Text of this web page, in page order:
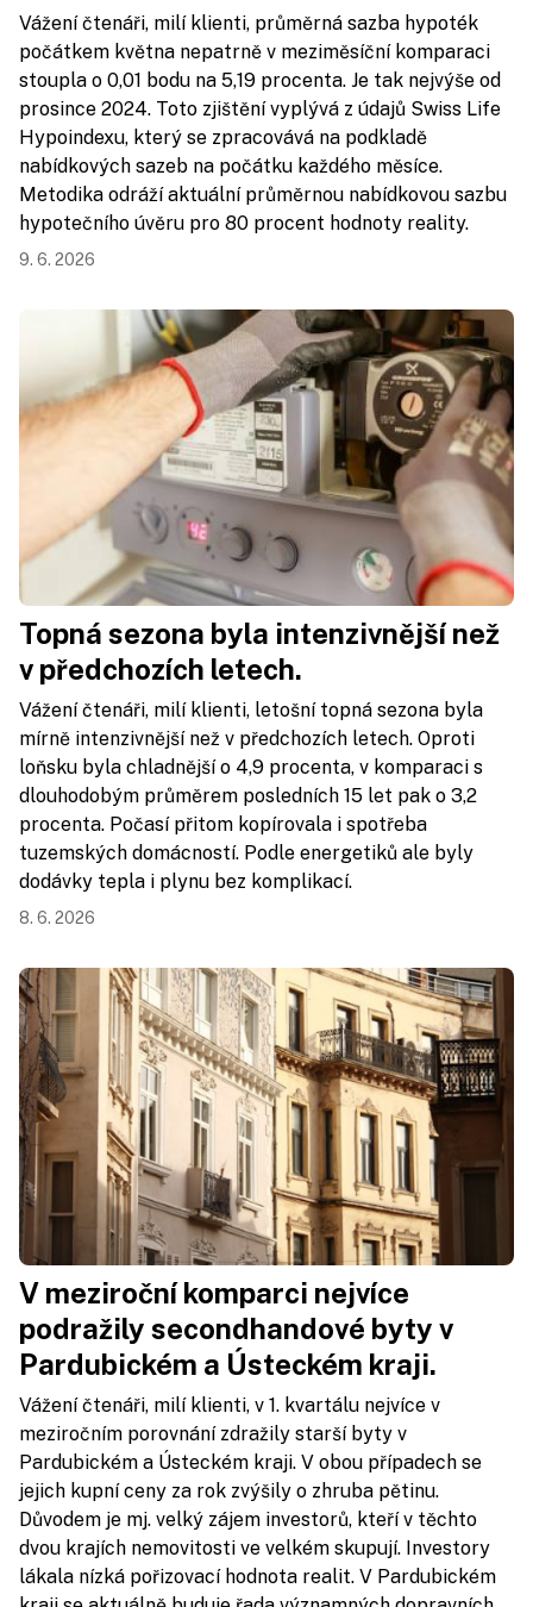
Vážení čtenáři, milí klienti, průměrná sazba hypoték
počátkem května nepatrně v meziměsíční komparaci
stoupla o 0,01 bodu na 5,19 procenta. Je tak nejvýše od
prosince 2024. Toto zjištění vyplývá z údajů Swiss Life
Hypoindexu, který se zpracovává na podkladě
nabídkových sazeb na počátku každého měsíce.
Metodika odráží aktuální průměrnou nabídkovou sazbu
hypotečního úvěru pro 80 procent hodnoty reality.
9. 6. 2026
Topná sezona byla intenzivnější než
v předchozích letech.
Vážení čtenáři, milí klienti, letošní topná sezona byla
mírně intenzivnější než v předchozích letech. Oproti
loňsku byla chladnější o 4,9 procenta, v komparaci s
dlouhodobým průměrem posledních 15 let pak o 3,2
procenta. Počasí přitom kopírovala i spotřeba
tuzemských domácností. Podle energetiků ale byly
dodávky tepla i plynu bez komplikací.
8. 6. 2026
V meziroční komparci nejvíce
podražily secondhandové byty v
Pardubickém a Ústeckém kraji.
Vážení čtenáři, milí klienti, v 1. kvartálu nejvíce v
meziročním porovnání zdražily starší byty v
Pardubickém a Ústeckém kraji. V obou případech se
jejich kupní ceny za rok zvýšily o zhruba pětinu.
Důvodem je mj. velký zájem investorů, kteří v těchto
dvou krajích nemovitosti ve velkém skupují. Investory
lákala nízká pořizovací hodnota realit. V Pardubickém